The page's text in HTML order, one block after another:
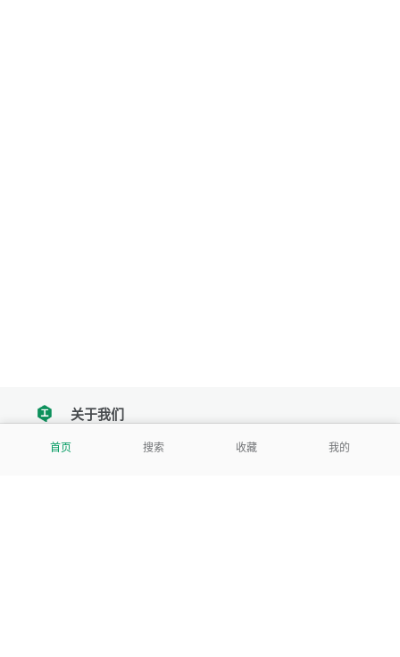
首页 搜索 收藏 我的
tencent关于我们
我们努力把每一个工具做成批量处理的产品